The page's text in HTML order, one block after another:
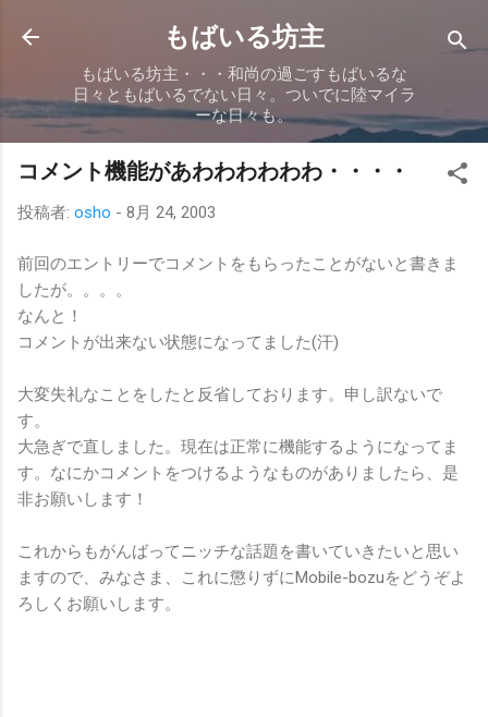
スキップしてメイン コンテンツに移動
もばいる坊主
もばいる坊主・・・和尚の過ごすもばいるな
日々ともばいるでない日々。ついでに陸マイラ
ーな日々も。
コメント機能があわわわわわわ・・・・
投稿者: osho - 8月 24, 2003
前回のエントリーでコメントをもらったことがないと書きま
したが。。。。
なんと！
コメントが出来ない状態になってました(汗)
大変失礼なことをしたと反省しております。申し訳ないで
す。
大急ぎで直しました。現在は正常に機能するようになってま
す。なにかコメントをつけるようなものがありましたら、是
非お願いします！
これからもがんばってニッチな話題を書いていきたいと思い
ますので、みなさま、これに懲りずにMobile-bozuをどうぞよ
ろしくお願いします。